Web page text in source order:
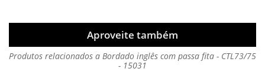
Aproveite também
Produtos relacionados a Bordado inglês com passa fita - CTL73/75
- 15031